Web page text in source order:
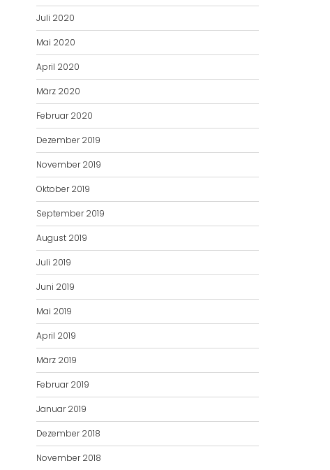
Juli 2020
Mai 2020
April 2020
März 2020
Februar 2020
Dezember 2019
November 2019
Oktober 2019
September 2019
August 2019
Juli 2019
Juni 2019
Mai 2019
April 2019
März 2019
Februar 2019
Januar 2019
Dezember 2018
November 2018